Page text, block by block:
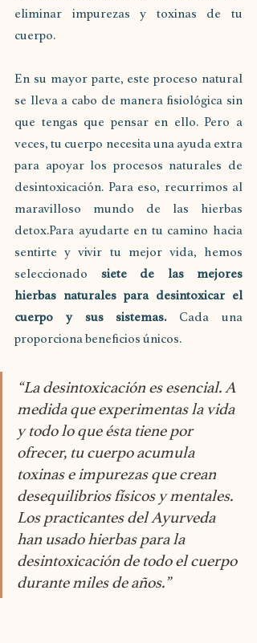
eliminar impurezas y toxinas de tu
cuerpo.
En su mayor parte, este proceso natural
se lleva a cabo de manera fisiológica sin
que tengas que pensar en ello. Pero a
veces, tu cuerpo necesita una ayuda extra
para apoyar los procesos naturales de
desintoxicación. Para eso, recurrimos al
maravilloso mundo de las hierbas
detox.Para ayudarte en tu camino hacia
sentirte y vivir tu mejor vida, hemos
seleccionado siete de las mejores
hierbas naturales para desintoxicar el
cuerpo y sus sistemas. Cada una
proporciona beneficios únicos.
“La desintoxicación es esencial. A
medida que experimentas la vida
y todo lo que ésta tiene por
ofrecer, tu cuerpo acumula
toxinas e impurezas que crean
desequilibrios físicos y mentales.
Los practicantes del Ayurveda
han usado hierbas para la
desintoxicación de todo el cuerpo
durante miles de años.”